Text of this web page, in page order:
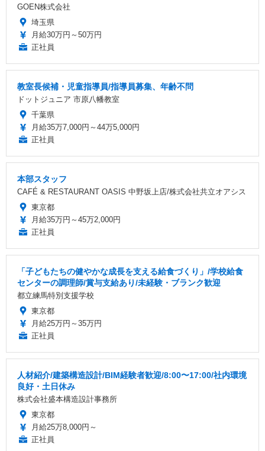
GOEN株式会社
埼玉県
月給30万円～50万円
正社員
教室長候補・児童指導員/指導員募集、年齢不問
ドットジュニア 市原八幡教室
千葉県
月給35万7,000円～44万5,000円
正社員
本部スタッフ
CAFÉ & RESTAURANT OASIS 中野坂上店/株式会社共立オアシス
東京都
月給35万円～45万2,000円
正社員
「子どもたちの健やかな成長を支える給食づくり」/学校給食
センターの調理師/賞与支給あり/未経験・ブランク歓迎
都立練馬特別支援学校
東京都
月給25万円～35万円
正社員
人材紹介/建築構造設計/BIM経験者歓迎/8:00〜17:00/社内環境
良好・土日休み
株式会社盛本構造設計事務所
東京都
月給25万8,000円～
正社員